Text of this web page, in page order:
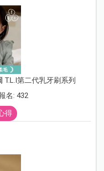
T.L.I第二代乳牙刷系列
名: 432
得